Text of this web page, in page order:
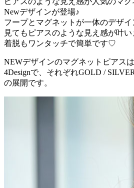
Newデザインが登場♪
フープとマグネットが一体のデザ
見てもピアスのような見え感が叶い
着脱もワンタッチで簡単です♡
NEWデザインのマグネットピアス
4Designで、それぞれGOLD /
の展開です。